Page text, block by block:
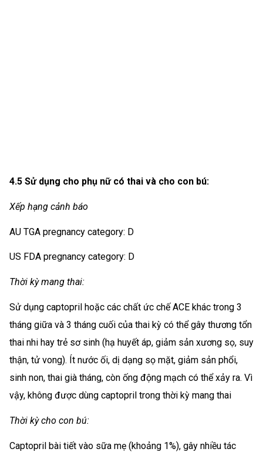
4.5 Sử dụng cho phụ nữ có thai và cho con bú:
Xếp hạng cảnh báo
AU TGA pregnancy category: D
US FDA pregnancy category: D
Thời kỳ mang thai:
Sử dụng captopril hoặc các chất ức chế ACE khác trong 3
tháng giữa và 3 tháng cuối của thai kỳ có thể gây thương tổn
thai nhi hay trẻ sơ sinh (hạ huyết áp, giảm sản xương sọ, suy
thận, tử vong). Ít nước ối, dị dạng sọ mặt, giảm sản phổi,
sinh non, thai già tháng, còn ống động mạch có thể xảy ra. Vì
vậy, không được dùng captopril trong thời kỳ mang thai
Thời kỳ cho con bú:
Captopril bài tiết vào sữa mẹ (khoảng 1%), gây nhiều tác